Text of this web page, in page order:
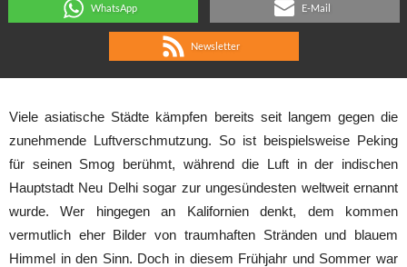
WhatsApp E-Mail
Newsletter
Viele asiatische Städte kämpfen bereits seit langem gegen die
zunehmende Luftverschmutzung. So ist beispielsweise Peking
für seinen Smog berühmt, während die Luft in der indischen
Hauptstadt Neu Delhi sogar zur ungesündesten weltweit ernannt
wurde. Wer hingegen an Kalifornien denkt, dem kommen
vermutlich eher Bilder von traumhaften Stränden und blauem
Himmel in den Sinn. Doch in diesem Frühjahr und Sommer war